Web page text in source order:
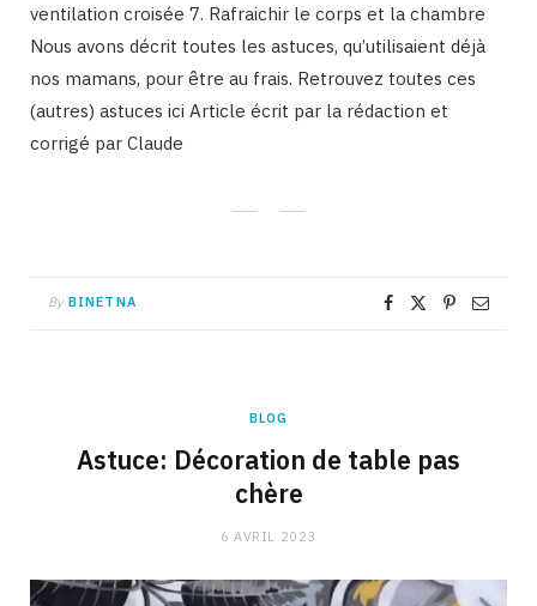
ventilation croisée 7. Rafraichir le corps et la chambre
Nous avons décrit toutes les astuces, qu’utilisaient déjà
nos mamans, pour être au frais. Retrouvez toutes ces
(autres) astuces ici Article écrit par la rédaction et
corrigé par Claude
By BINETNA
BLOG
Astuce: Décoration de table pas
chère
6 AVRIL 2023